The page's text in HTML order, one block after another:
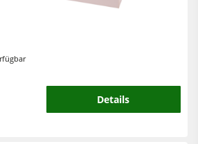
Türenbearbeitung
Details